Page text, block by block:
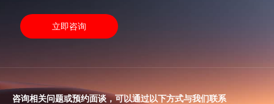
立即咨询
咨询相关问题或预约面谈，可以通过以下方式与我们联系